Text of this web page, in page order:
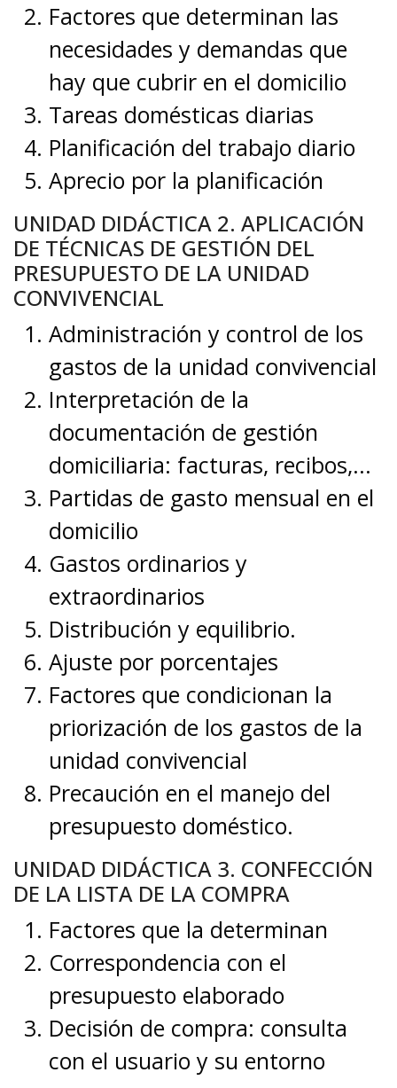
Factores que determinan las
necesidades y demandas que
hay que cubrir en el domicilio
Tareas domésticas diarias
Planificación del trabajo diario
Aprecio por la planificación
UNIDAD DIDÁCTICA 2. APLICACIÓN
DE TÉCNICAS DE GESTIÓN DEL
PRESUPUESTO DE LA UNIDAD
CONVIVENCIAL
Administración y control de los
gastos de la unidad convivencial
Interpretación de la
documentación de gestión
domiciliaria: facturas, recibos,...
Partidas de gasto mensual en el
domicilio
Gastos ordinarios y
extraordinarios
Distribución y equilibrio.
Ajuste por porcentajes
Factores que condicionan la
priorización de los gastos de la
unidad convivencial
Precaución en el manejo del
presupuesto doméstico.
UNIDAD DIDÁCTICA 3. CONFECCIÓN
DE LA LISTA DE LA COMPRA
Factores que la determinan
Correspondencia con el
presupuesto elaborado
Decisión de compra: consulta
con el usuario y su entorno